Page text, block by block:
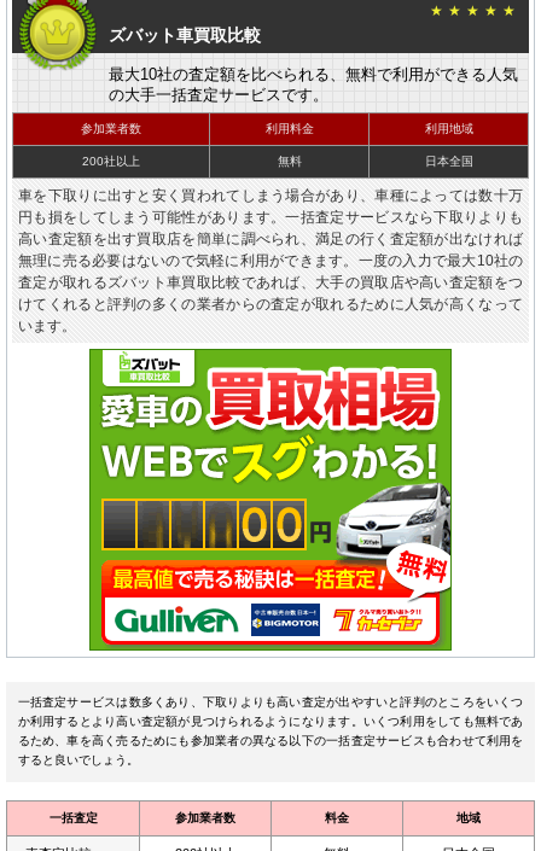
★★★★★
ズバット車買取比較
最大10社の査定額を比べられる、無料で利用ができる人気
の大手一括査定サービスです。
参加業者数 利用料金 利用地域
200社以上 無料 日本全国
車を下取りに出すと安く買われてしまう場合があり、車種によっては数十万
円も損をしてしまう可能性があります。一括査定サービスなら下取りよりも
高い査定額を出す買取店を簡単に調べられ、満足の行く査定額が出なければ
無理に売る必要はないので気軽に利用ができます。一度の入力で最大10社の
査定が取れるズバット車買取比較であれば、大手の買取店や高い査定額をつ
けてくれると評判の多くの業者からの査定が取れるために人気が高くなって
います。
一括査定サービスは数多くあり、下取りよりも高い査定が出やすいと評判のところをいくつ
か利用するとより高い査定額が見つけられるようになります。いくつ利用をしても無料であ
るため、車を高く売るためにも参加業者の異なる以下の一括査定サービスも合わせて利用を
すると良いでしょう。
一括査定 参加業者数 料金 地域